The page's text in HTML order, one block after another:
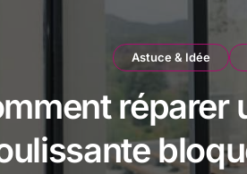
Astuce & Idée
réparer